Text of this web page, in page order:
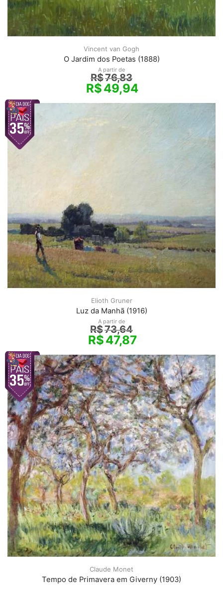
Vincent van Gogh
O Jardim dos Poetas (1888)
A partir de
R$76,83
R$49,94
Elioth Gruner
Luz da Manhã (1916)
A partir de
R$73,64
R$47,87
Claude Monet
Tempo de Primavera em Giverny (1903)